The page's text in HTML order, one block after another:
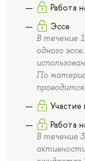
Работа
Эссе
В течение
одного
По
Участие
Работа
В течение